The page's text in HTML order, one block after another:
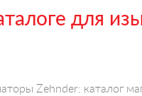
для
Zehnder: каталог